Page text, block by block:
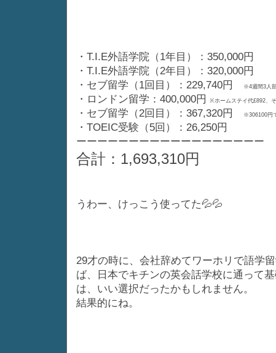
・T.I.E外語学院（1年目）：350,000円
・T.I.E外語学院（2年目）：320,000円
・セブ留学（1回目）：229,740円
※4週間3人
・ロンドン留学：400,000円 ※ホームステイ代£892、
・セブ留学（2回目）：367,320円 ※306100円
・TOEIC受験（5回）：26,250円
ーーーーーーーーーーーーーーーーーー
合計：1,693,310円
うわー、けっこう使ってた💦💦
29才の時に、会社辞めてワーホリで語学
ば、日本でキチンの英会話学校に通って
は、いい選択だったかもしれません。
結果的にね。